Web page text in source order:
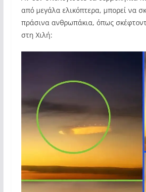
από μεγάλα ελικόπτερα, μπορεί να
πράσινα ανθρωπάκια, όπως
στη Χιλή: